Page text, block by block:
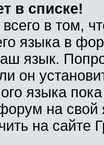
в списке!
в том,
языка в
язык.
он
языка
форум на
на сайте